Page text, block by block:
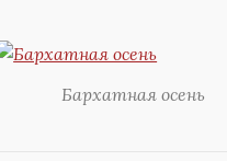
Бархатная осень